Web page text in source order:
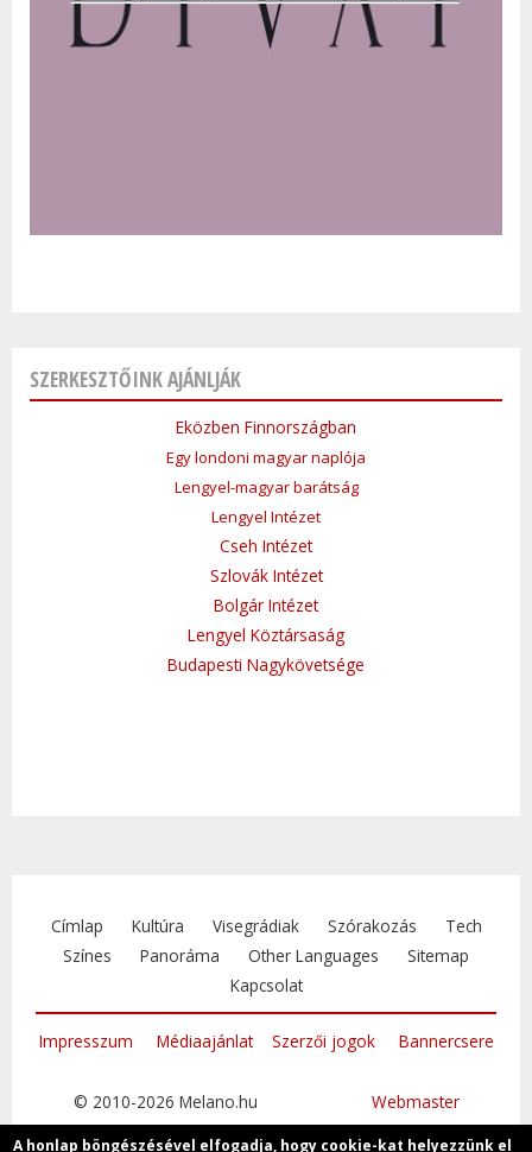
SZERKESZTŐINK AJÁNLJÁK
Eközben Finnországban
Egy londoni magyar naplója
Lengyel-magyar barátság
Lengyel Intézet
Cseh Intézet
Szlovák Intézet
Bolgár Intézet
Lengyel Köztársaság
Budapesti Nagykövetsége
Címlap Kultúra Visegrádiak Szórakozás
Tech
Színes
Panoráma Other Languages
Sitemap
Kapcsolat
Impresszum Médiaajánlat Szerzői jogok Bannercsere
© 2010-2026 Melano.hu Webmaster
A honlap böngészésével elfogadja, hogy cookie-kat helyezzünk el